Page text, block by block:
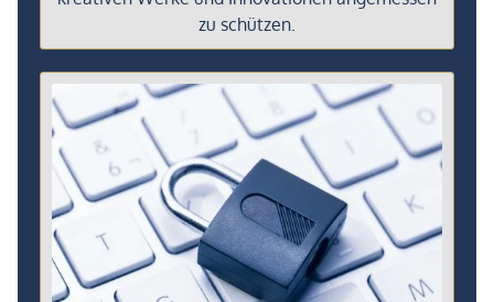
zu schützen.